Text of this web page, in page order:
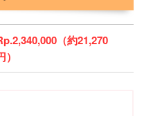
（約21,270
）